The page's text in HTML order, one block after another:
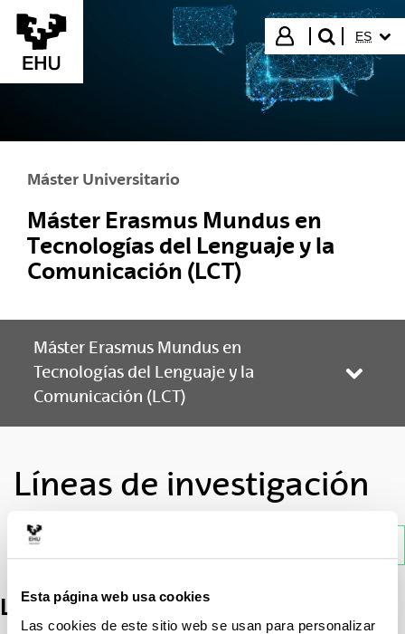
Esta página web usa cookies
Las cookies de este sitio web se usan para personalizar
Saltar al contenido principal
Iniciar sesión
buscar"
ES
Máster Universitario
Máster Erasmus Mundus en
Tecnologías del Lenguaje y la
Comunicación (LCT)
Máster Erasmus Mundus en
Tecnologías del Lenguaje y la
Comunicación (LCT)
Líneas de investigación
Líneas de investigación